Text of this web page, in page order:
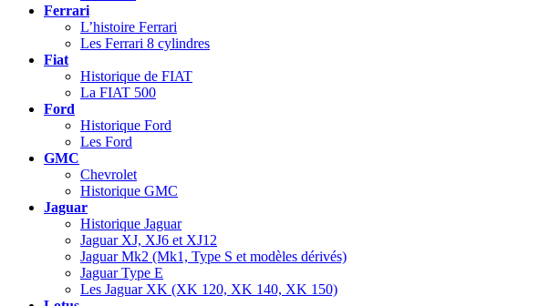
Ferrari
L’histoire Ferrari
Les Ferrari 8 cylindres
Fiat
Historique de FIAT
La FIAT 500
Ford
Historique Ford
Les Ford
GMC
Chevrolet
Historique GMC
Jaguar
Historique Jaguar
Jaguar XJ, XJ6 et XJ12
Jaguar Mk2 (Mk1, Type S et modèles dérivés)
Jaguar Type E
Les Jaguar XK (XK 120, XK 140, XK 150)